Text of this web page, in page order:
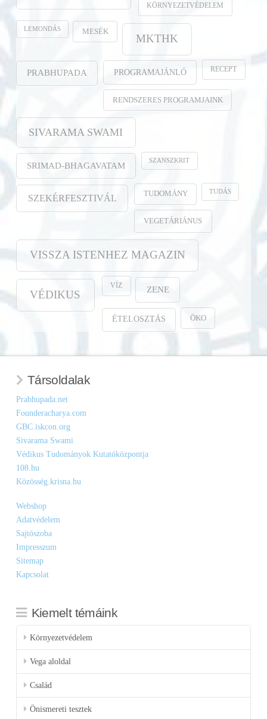
KÖRNYEZETVÉDELEM
LEMONDÁS MESÉK
MKTHK
PRABHUPADA PROGRAMAJÁNLÓ RECEPT
RENDSZERES PROGRAMJAINK
SIVARAMA SWAMI
SRIMAD-BHAGAVATAM SZANSZKRIT
SZEKÉRFESZTIVÁL TUDOMÁNY TUDÁS
VEGETÁRIÁNUS
VISSZA ISTENHEZ MAGAZIN
VÉDIKUS
VÍZ ZENE
ÉTELOSZTÁS ÖKO
Társoldalak
Prabhupada.net
Founderacharya.com
GBC.iskcon.org
Sivarama Swami
Védikus Tudományok Kutatóközpontja
108.hu
Közösség.krisna.hu
Webshop
Adatvédelem
Sajtószoba
Impresszum
Sitemap
Kapcsolat
Kiemelt témáink
Környezetvédelem
Vega aloldal
Család
Önismereti tesztek